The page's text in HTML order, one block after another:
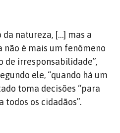
da natureza, […] mas a
não é mais um fenômeno
de irresponsabilidade”,
ele, “quando há um
toma decisões “para
os cidadãos”.